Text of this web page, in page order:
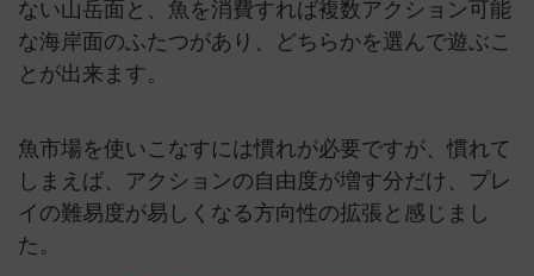
ない山岳面と、魚を消費すれば複数アクション可能
な海岸面のふたつがあり、どちらかを選んで遊ぶこ
とが出来ます。
魚市場を使いこなすには慣れが必要ですが、慣れて
しまえば、アクションの自由度が増す分だけ、プレ
イの難易度が易しくなる方向性の拡張と感じまし
た。